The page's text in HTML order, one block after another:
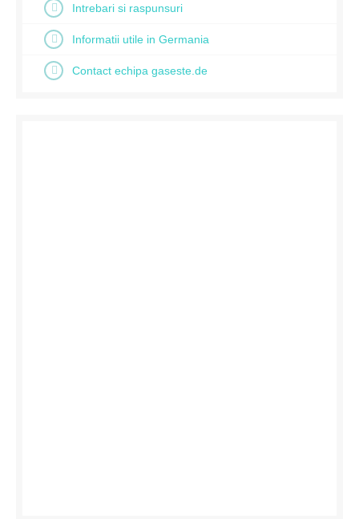
Intrebari si raspunsuri
Informatii utile in Germania
Contact echipa gaseste.de